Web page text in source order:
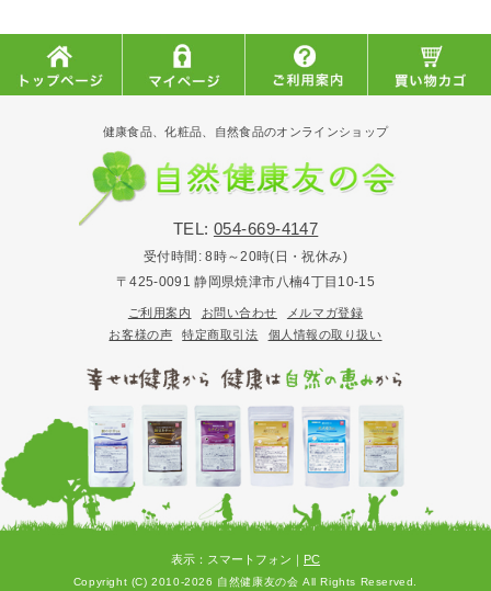
健康食品、化粧品、自然食品のオンラインショップ
TEL: 054-669-4147
受付時間:8時～20時(日・祝休み)
〒425-0091 静岡県焼津市八楠4丁目10-15
ご利用案内 お問い合わせ
メルマガ登録
お客様の声
特定商取引法 個人情報の取り扱い
表示：スマートフォン｜ PC
Copyright (C) 2010-2026 自然健康友の会 All Rights Reserved.